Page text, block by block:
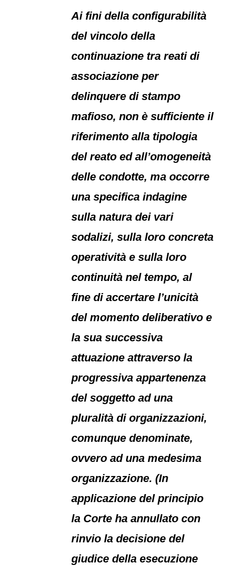
Ai fini della configurabilità
del vincolo della
continuazione tra reati di
associazione per
delinquere di stampo
mafioso, non è sufficiente il
riferimento alla tipologia
del reato ed all’omogeneità
delle condotte, ma occorre
una specifica indagine
sulla natura dei vari
sodalizi, sulla loro concreta
operatività e sulla loro
continuità nel tempo, al
fine di accertare l’unicità
del momento deliberativo e
la sua successiva
attuazione attraverso la
progressiva appartenenza
del soggetto ad una
pluralità di organizzazioni,
comunque denominate,
ovvero ad una medesima
organizzazione. (In
applicazione del principio
la Corte ha annullato con
rinvio la decisione del
giudice della esecuzione